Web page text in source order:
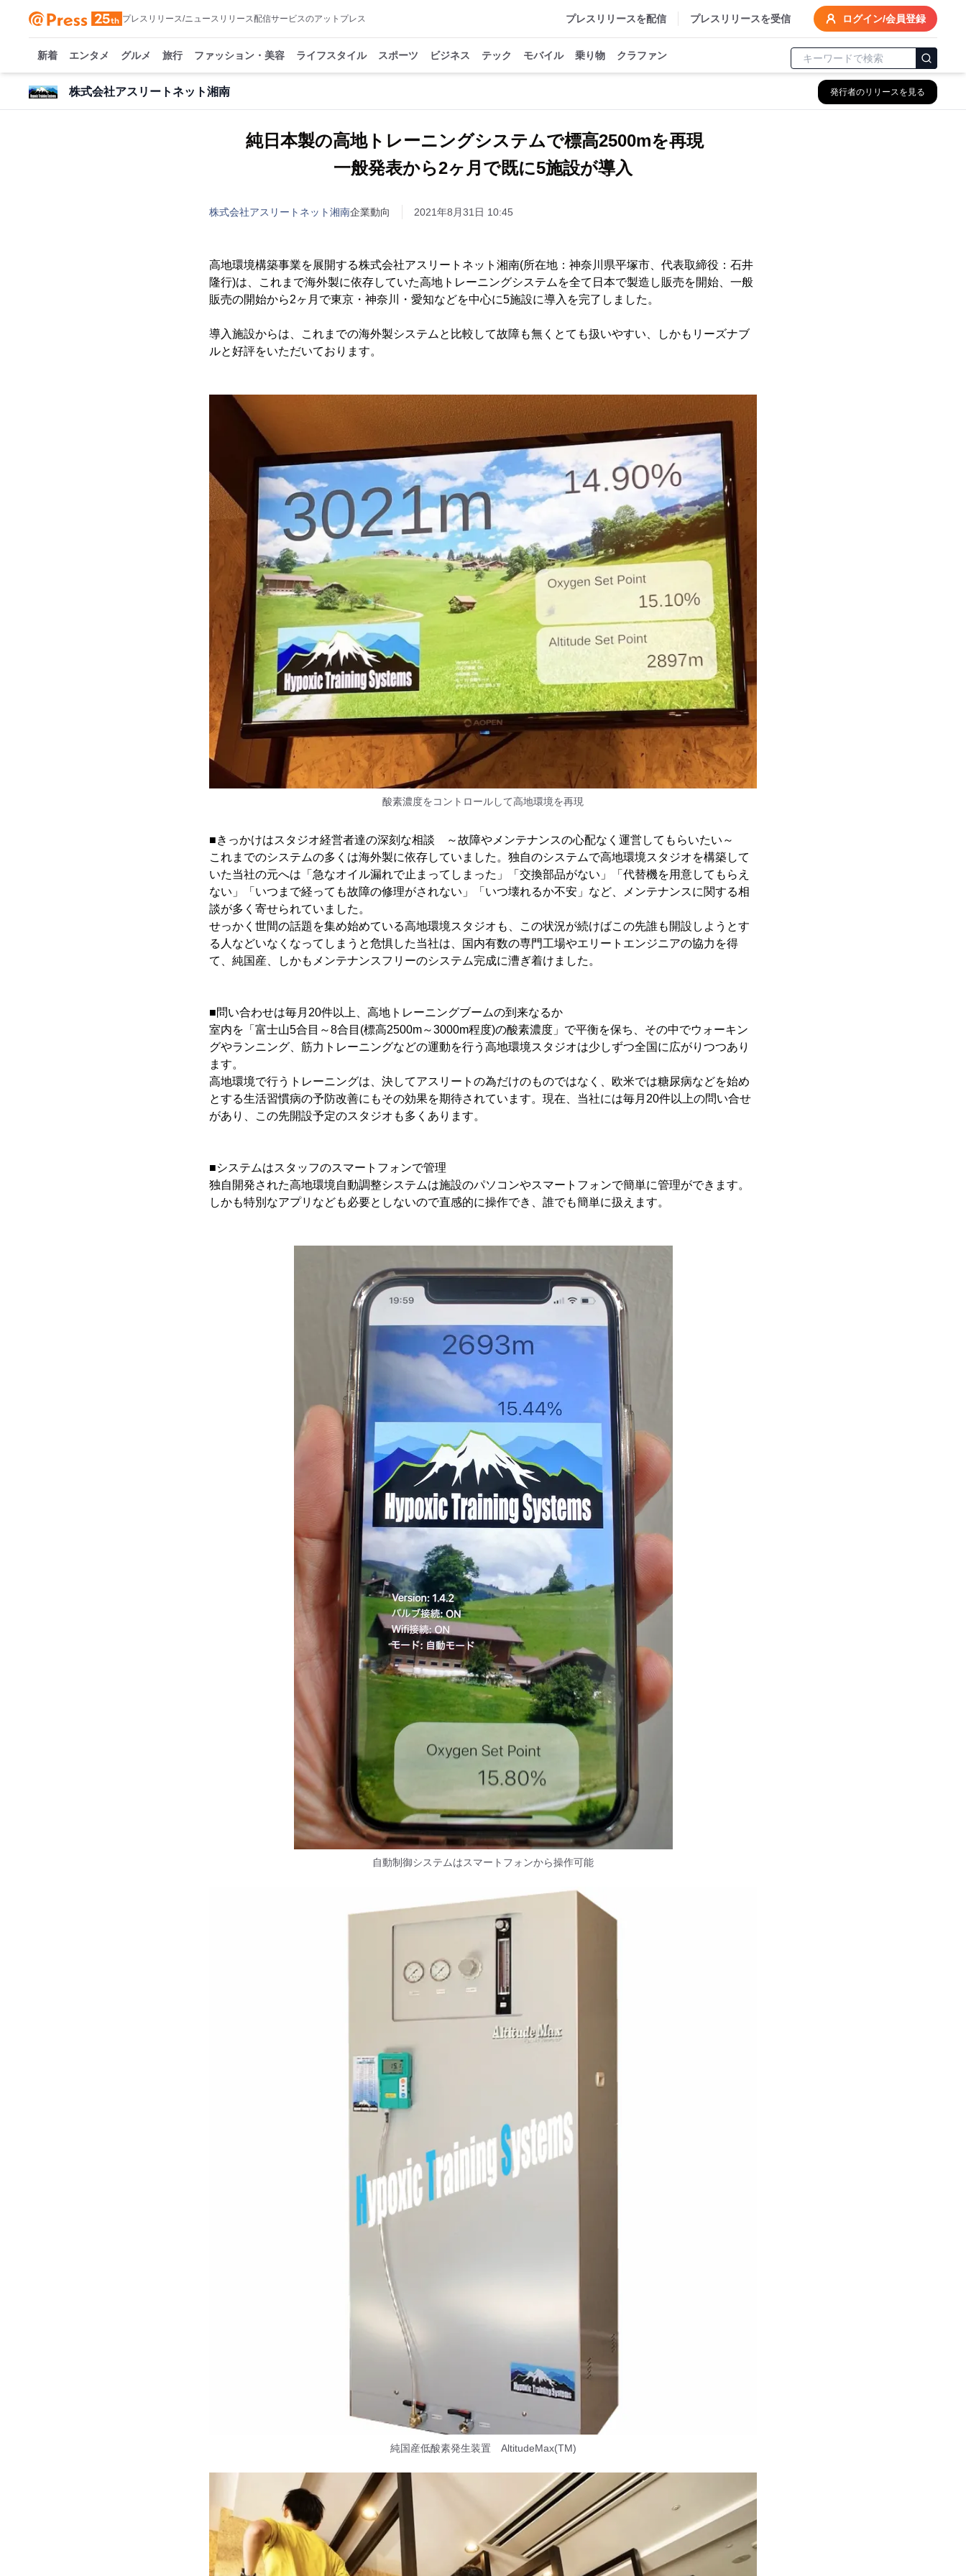
プレスリリース/ニュースリリース配信サービスのアットプレス プレスリリースを配信 プレスリリースを受信 ログイン/会員登録
新着 エンタメ グルメ 旅行 ファッション・美容 ライフスタイル スポーツ ビジネス テック モバイル 乗り物 クラファン
株式会社アスリートネット湘南 発行者のリリースを見る
純日本製の高地トレーニングシステムで標高2500mを再現
一般発表から2ヶ月で既に5施設が導入
株式会社アスリートネット湘南企業動向 2021年8月31日 10:45
高地環境構築事業を展開する株式会社アスリートネット湘南(所在地：神奈川県平塚市、代表取締役：石井
隆行)は、これまで海外製に依存していた高地トレーニングシステムを全て日本で製造し販売を開始、一般
販売の開始から2ヶ月で東京・神奈川・愛知などを中心に5施設に導入を完了しました。
導入施設からは、これまでの海外製システムと比較して故障も無くとても扱いやすい、しかもリーズナブ
ルと好評をいただいております。
酸素濃度をコントロールして高地環境を再現
■きっかけはスタジオ経営者達の深刻な相談 ～故障やメンテナンスの心配なく運営してもらいたい～
これまでのシステムの多くは海外製に依存していました。独自のシステムで高地環境スタジオを構築して
いた当社の元へは「急なオイル漏れで止まってしまった」「交換部品がない」「代替機を用意してもらえ
ない」「いつまで経っても故障の修理がされない」「いつ壊れるか不安」など、メンテナンスに関する相
談が多く寄せられていました。
せっかく世間の話題を集め始めている高地環境スタジオも、この状況が続けばこの先誰も開設しようとす
る人などいなくなってしまうと危惧した当社は、国内有数の専門工場やエリートエンジニアの協力を得
て、純国産、しかもメンテナンスフリーのシステム完成に漕ぎ着けました。
■問い合わせは毎月20件以上、高地トレーニングブームの到来なるか
室内を「富士山5合目～8合目(標高2500m～3000m程度)の酸素濃度」で平衡を保ち、その中でウォーキン
グやランニング、筋力トレーニングなどの運動を行う高地環境スタジオは少しずつ全国に広がりつつあり
ます。
高地環境で行うトレーニングは、決してアスリートの為だけのものではなく、欧米では糖尿病などを始め
とする生活習慣病の予防改善にもその効果を期待されています。現在、当社には毎月20件以上の問い合せ
があり、この先開設予定のスタジオも多くあります。
■システムはスタッフのスマートフォンで管理
独自開発された高地環境自動調整システムは施設のパソコンやスマートフォンで簡単に管理ができます。
しかも特別なアプリなども必要としないので直感的に操作でき、誰でも簡単に扱えます。
自動制御システムはスマートフォンから操作可能
純国産低酸素発生装置 AltitudeMax(TM)